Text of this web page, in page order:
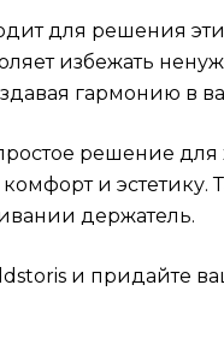
для решения
избежать
гармонию в
решение для
и эстетику.
держатель.
и придайте